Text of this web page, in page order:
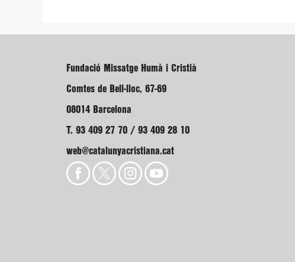
Fundació Missatge Humà i Cristià
Comtes de Bell-lloc, 67-69
08014 Barcelona
T. 93 409 27 70 / 93 409 28 10
web@catalunyacristiana.cat